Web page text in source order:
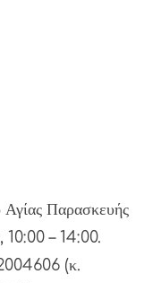
Αγίας Παρασκευής
10:00 – 14:00.
(κ.